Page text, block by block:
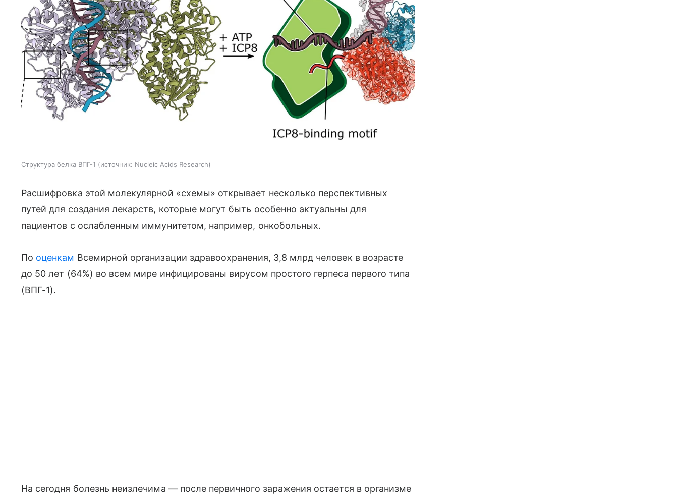
Структура белка ВПГ-1 источник: Nucleic Acids Research
Расшифровка этой молекулярной «схемы» открывает несколько перспективных
путей для создания лекарств, которые могут быть особенно актуальны для
пациентов с ослабленным иммунитетом, например, онкобольных.
По оценкам Всемирной организации здравоохранения, 3,8 млрд человек в возрасте
до 50 лет (64%) во всем мире инфицированы вирусом простого герпеса первого типа
(ВПГ-1).
На сегодня болезнь неизлечима — после первичного заражения остается в организме